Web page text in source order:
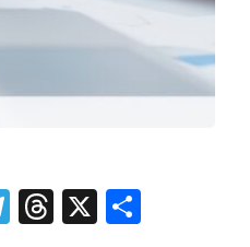
Telegram
Threads
X